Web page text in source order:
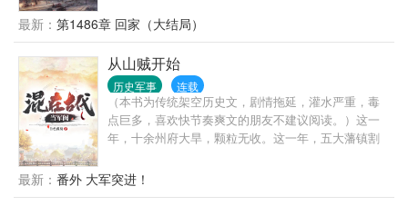
但一次意外，让他进入了魏皇视野，从此一发不可收
拾。魏皇：秦羽，朕的公主，你自己看着办！皇后：
羽儿，谁欺负你，本宫为你撑腰！太子：老秦，你说
的全都对！公主：秦郎，此生非你不嫁！百官：秦
贼，你要不要脸了！异族：秦兽，你不要过来啊！
最新： 第1486章 回家（大结局）
从山贼开始
历史军事 连载
（本书为传统架空历史文，剧情拖延，灌水严重，毒
点巨多，喜欢快节奏爽文的朋友不建议阅读。）这一
年，十余州府大旱，颗粒无收。这一年，五大藩镇割
九峰山一名大山贼。
最新： 番外 大军突进！